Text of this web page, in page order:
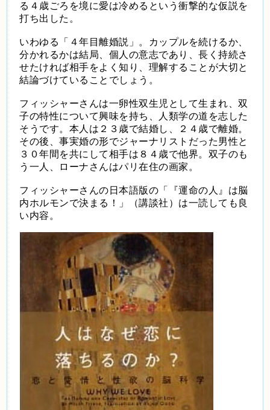
る４歳ごろを境に愛は冷めるという衝撃的な仮説を
打ち出した。
いわゆる「４年目離婚説」。カップルを続けるか、
分かれるかは結局、個人の意志であり、長く持続さ
せたければ相手をよく知り、理解することが大切と
結論づけていることでしょう。
フィッシャーさんは一卵性双生児として生まれ、双
子の特性について興味を持ち、人類学の道を志した
そうです。本人は２３歳で結婚し、２４歳で離婚。
その後、事実婚の形でジャーナリストだった男性と
３０年間を共にして相手は８４歳で他界。双子のも
う一人、ローナさんはパリ在住の画家。
フィッシャーさんの日本語版の「『運命の人』は脳
内ホルモンで決まる！」（講談社）は一読しても良
い内容。